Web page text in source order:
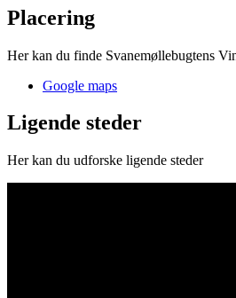
Placering
Her kan du finde Svanemøllebugtens
Google maps
Ligende steder
Her kan du udforske ligende steder